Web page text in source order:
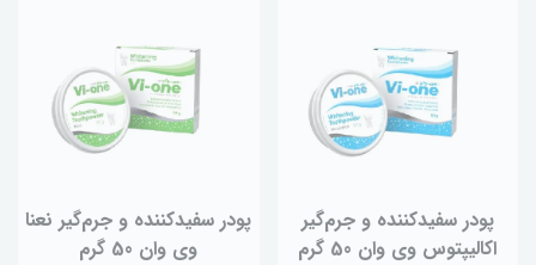
پودر سفیدکننده و جرم‌گیر
اکالیپتوس وی وان 50 گرم
پودر سفیدکننده و جرم‌گیر نعنا
وی وان 50 گرم